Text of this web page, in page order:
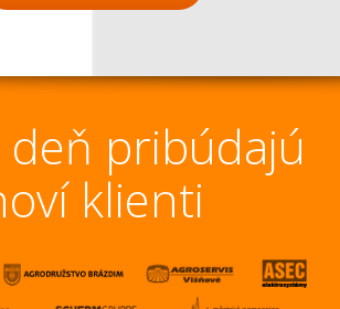
deň pribúdajú
klienti